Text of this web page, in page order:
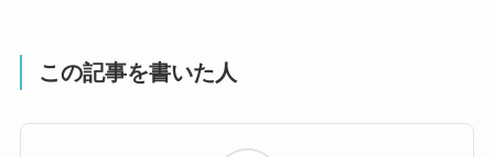
この記事を書いた人